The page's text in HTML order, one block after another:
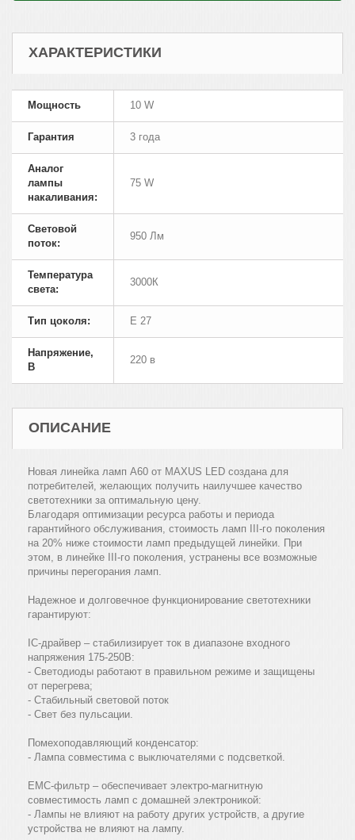
ХАРАКТЕРИСТИКИ
Мощность 10 W
Гарантия 3 года
Аналог
лампы
накаливания:
75 W
Cветовой
поток:
950 Лм
Температура
света:
3000К
Тип цоколя: E 27
Напряжение,
В
220 в
ОПИСАНИЕ
Новая линейка ламп А60 от MAXUS LED создана для
потребителей, желающих получить наилучшее качество
светотехники за оптимальную цену.
Благодаря оптимизации ресурса работы и периода
гарантийного обслуживания, стоимость ламп III-го поколения
на 20% ниже стоимости ламп предыдущей линейки. При
этом, в линейке III-го поколения, устранены все возможные
причины перегорания ламп.
Надежное и долговечное функционирование светотехники
гарантируют:
IC-драйвер – стабилизирует ток в диапазоне входного
напряжения 175-250В:
- Светодиоды работают в правильном режиме и защищены
от перегрева;
- Стабильный световой поток
- Свет без пульсации.
Помехоподавляющий конденсатор:
- Лампа совместима с выключателями с подсветкой.
ЕМС-фильтр – обеспечивает электро-магнитную
совместимость ламп с домашней электроникой:
- Лампы не влияют на работу других устройств, а другие
устройства не влияют на лампу.